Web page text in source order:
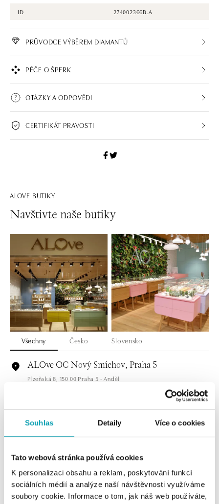
Souhlas Detaily Více o cookies
Tato webová stránka používá cookies
K personalizaci obsahu a reklam, poskytování funkcí
sociálních médií a analýze naší návštěvnosti využíváme
soubory cookie. Informace o tom, jak náš web používáte,
ID
274002366B.A
PRŮVODCE VÝBĚREM DIAMANTŮ
PÉČE O ŠPERK
OTÁZKY A ODPOVĚDI
CERTIFIKÁT PRAVOSTI
ALOVE BUTIKY
Navštivte naše butiky
Všechny Česko Slovensko
ALOve OC Nový Smíchov, Praha 5
Plzeňská 8, 150 00 Praha 5 - Anděl
ALOve OC Olympia, Brno
U Dálnice 777, 664 42 Brno
zítra otevřeno od 09:00
ALOve Westfield Černý most, Praha 9
Chlumecká 765/6, 198 19 Praha 9